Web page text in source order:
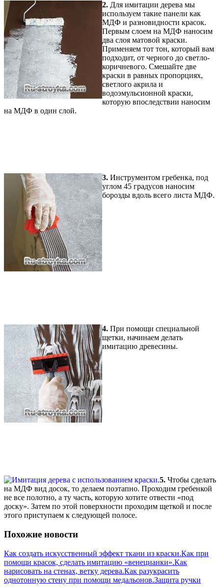
2. Для имитации дерева мы
используем такие панели как
МДФ и разновидности красок.
Первым слоем на МДФ наносим
два слоя матовой краски.
Применяем тот тон, который вам
подходит, от черного до светло-
коричневого. Смешайте две
краски в равных пропорциях,
светлого акрила и
водоэмульсионной краски,
которую впоследствии наносим
на МДФ в один слой.
3. Инструментом гребенка, под
углом 45 градусов наносим
борозды вдоль всего листа МДФ.
4. При помощи специальной
щетки, начинаем делать
имитацию древесины.
5. Чтобы сделать
на МДФ вид досок, то делаем поэтапно. Проходим гребенкой
не все полотно, а ту часть, которую хотите отвести «под
доску». Затем по этой поверхности проходим щеткой и после
этого приступаем к следующей полосе.
Похожие новости
Как создать искусственный эффект ткани из краски.Как при
помощи красок, сделать имитацию «венецианки».Как
нарисовать на стенах, ветку дерева.Как разукрасить
однотонную стену при помощи медальонов.Защита ручки